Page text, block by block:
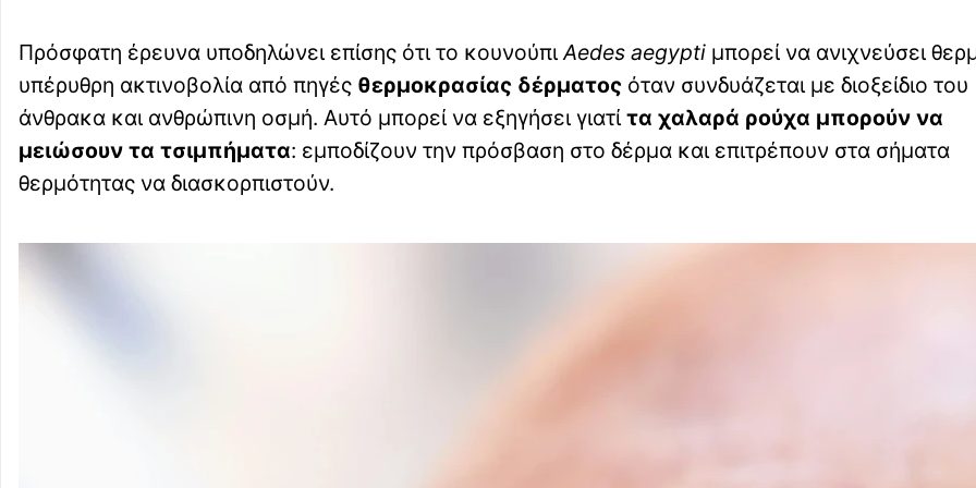
Πρόσφατη έρευνα υποδηλώνει επίσης ότι το κουνούπιAedes aegypti μπορεί να ανιχνεύσει
υπέρυθρη ακτινοβολία από πηγές θερμοκρασίας δέρματος όταν συνδυάζεται με διοξείδιο του
άνθρακα και ανθρώπινη οσμή. Αυτό μπορεί να εξηγήσει γιατί τα χαλαρά ρούχα μπορούν να
μειώσουν τα τσιμπήματα: εμποδίζουν την πρόσβαση στο δέρμα και επιτρέπουν στα σήματα
θερμότητας να διασκορπιστούν.